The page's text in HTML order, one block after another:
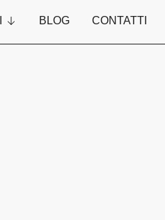
BLOG CONTATTI